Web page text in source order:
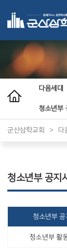
다음세대
청소년부
군산삼학교회 > 다
청소년부 공지
청소년부
청소년부 활